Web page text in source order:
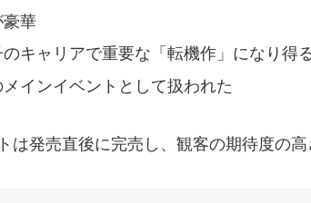
華
キャリアで重要な「転機作」になり得
インイベントとして扱われた
は発売直後に完売し、観客の期待度の高